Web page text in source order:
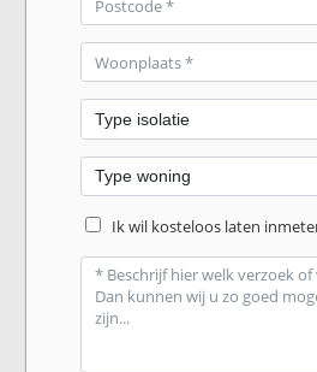
Ik wil kosteloos laten